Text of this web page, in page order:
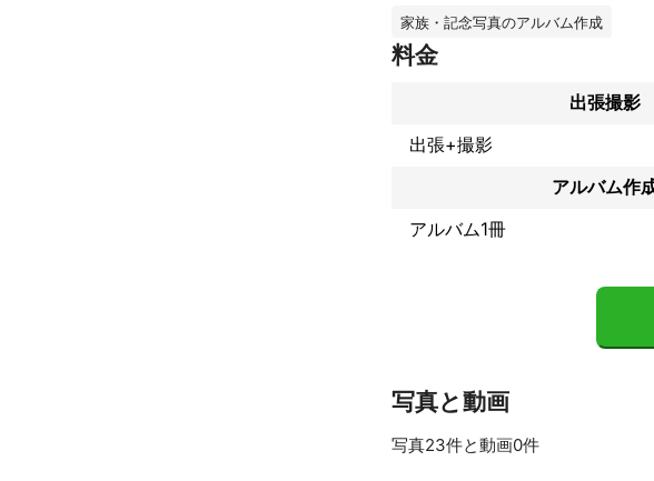
子どもたちが思い切り楽しく遊びな
やリラックスした表情を撮影し、お
・撮影時間：30分～45分
・納品枚数：70枚以上
・撮影場所：任意
・フォトブック（オプション）16p
家族写真　年間50件以上
SYDNEY INDIE FILM FESTIVAL -
家族・記念写真のアルバム作成
料金
出張撮影
出張+撮影
アルバム作
アルバム1冊
写真と動画
写真23件と動画0件